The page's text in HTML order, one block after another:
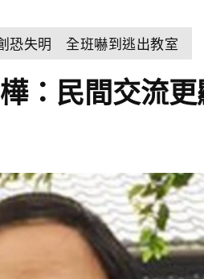
恐失明 全班嚇到逃出教室
：民間交流更